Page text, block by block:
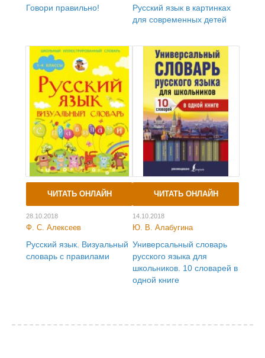
Говори правильно!
Русский язык в картинках
для современных детей
ЧИТАТЬ ОНЛАЙН
28.10.2018
Ф. С. Алексеев
Русский язык. Визуальный
словарь с правилами
ЧИТАТЬ ОНЛАЙН
14.10.2018
Ю. В. Алабугина
Универсальный словарь
русского языка для
школьников. 10 словарей в
одной книге